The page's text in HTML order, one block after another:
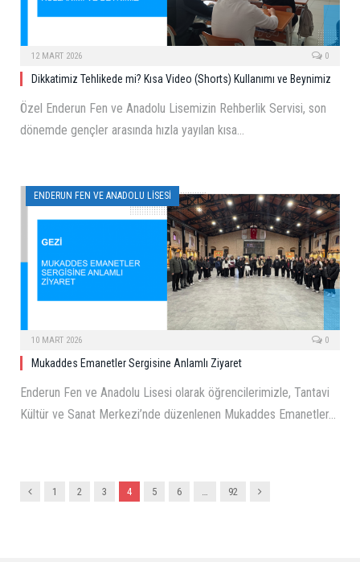
12 MART 2026 0
Dikkatimiz Tehlikede mi? Kısa Video (Shorts) Kullanımı ve Beynimiz
Özel Enderun Fen ve Anadolu Lisemizin Rehberlik Servisi, son
dönemde gençler arasında hızla yayılan kısa…
ENDERUN FEN VE ANADOLU LISESI
10 MART 2026 0
Mukaddes Emanetler Sergisine Anlamlı Ziyaret
Enderun Fen ve Anadolu Lisesi olarak öğrencilerimizle, Tantavi
Kültür ve Sanat Merkezi’nde düzenlenen Mukaddes Emanetler…
Previous
1 2 3 4 5 6 92 Next